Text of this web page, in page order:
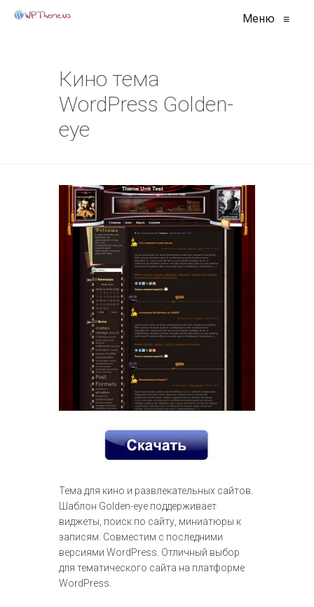
Меню ≡
Кино тема
WordPress Golden-
eye
Тема для кино и развлекательных сайтов.
Шаблон Golden-eye поддерживает
виджеты, поиск по сайту, миниатюры к
записям. Совместим с последними
версиями WordPress. Отличный выбор
для тематического сайта на платформе
WordPress.